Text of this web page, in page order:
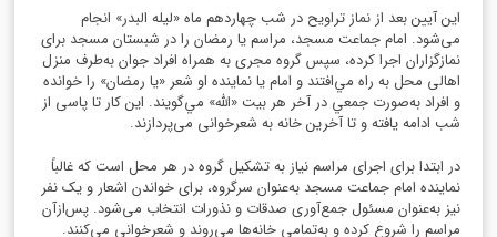
اين آيين بعد از نماز تراويح در شب چهاردهم ماه «لیله البدر» انجام
می‌شود. امام جماعت مسجد، مراسم یا رمضان را در شبستان مسجد برای
نمازگزاران اجرا کرده، سپس گروه مجری به همراه افراد جوان به‌طرف منزل
اهالی محل به راه مي‌افتند و امام یا نماینده او شعر «یا رمضان» را خوانده
و افراد به‌صورت جمعي در آخر هر بيت «الله» مي‌گويند. این کار تا پاسی از
شب ادامه یافته و تا آخرین خانه به شعرخوانی می‌پردازند.
در ابتدا برای اجرای مراسم نیاز به تشکیل گروه در هر محل است که غالباً
نماینده امام جماعت مسجد به‌عنوان سرگروه، برای خواندن اشعار و یک نفر
نیز به‌عنوان مسئول جمع‌آوری صدقات و نذورات انتخاب می‌شود. پس‌ازآن
مراسم را شروع کرده و به‌تمامی خانه‌ها می‌روند و شعرخوانی می‌کنند.